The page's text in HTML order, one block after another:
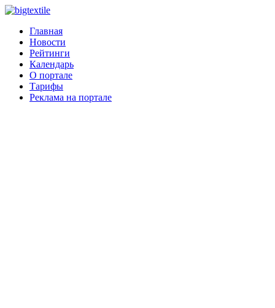
Главная
Новости
Рейтинги
Календарь
О портале
Тарифы
Реклама на портале